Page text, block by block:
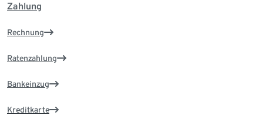
Zahlung
Rechnung
Ratenzahlung
Bankeinzug
Kreditkarte